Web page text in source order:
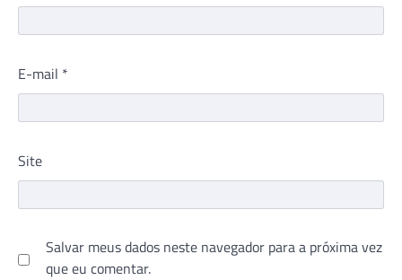
E-mail *
Site
Salvar meus dados neste navegador para a próxima vez
que eu comentar.